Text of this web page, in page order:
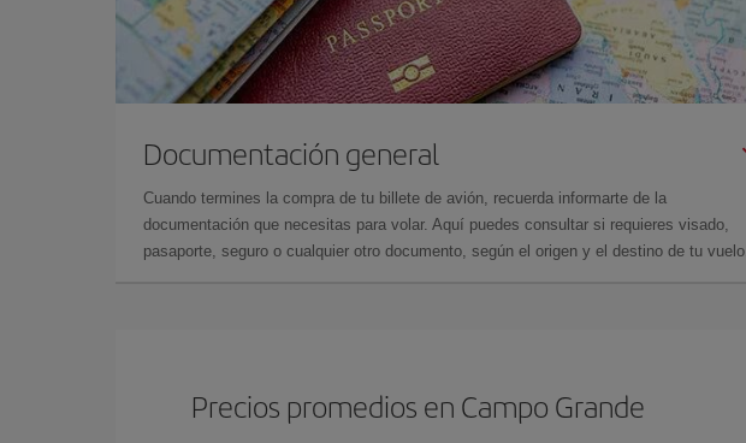
Documentación general
Cuando termines la compra de tu billete de avión, recuerda informarte de la
documentación que necesitas para volar. Aquí puedes consultar si requieres visado,
pasaporte, seguro o cualquier otro documento, según el origen y el destino de tu vuelo.
Precios promedios en Campo Grande